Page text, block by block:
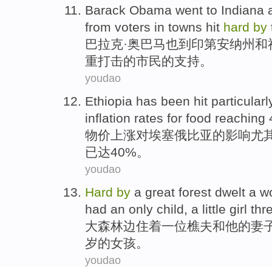
Barack Obama went to Indiana
from voters in towns hit hard by
巴拉克·奥巴马也到 印第安纳州和
重打击的市民的支持。
youdao
Ethiopia has been hit
inflation rates for food reaching
物价 上涨对埃塞俄比亚的影响尤
已达40%。
youdao
Hard by a great forest dwelt a
had an only child , a little girl
大森林边住着一位樵夫和他的妻
岁的女孩 。
youdao